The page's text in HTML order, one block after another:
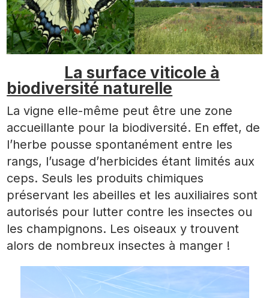
La surface viticole à
biodiversité naturelle
La vigne elle-même peut être une zone
accueillante pour la biodiversité. En effet, de
l’herbe pousse spontanément entre les
rangs, l’usage d’herbicides étant limités aux
ceps. Seuls les produits chimiques
préservant les abeilles et les auxiliaires sont
autorisés pour lutter contre les insectes ou
les champignons. Les oiseaux y trouvent
alors de nombreux insectes à manger !